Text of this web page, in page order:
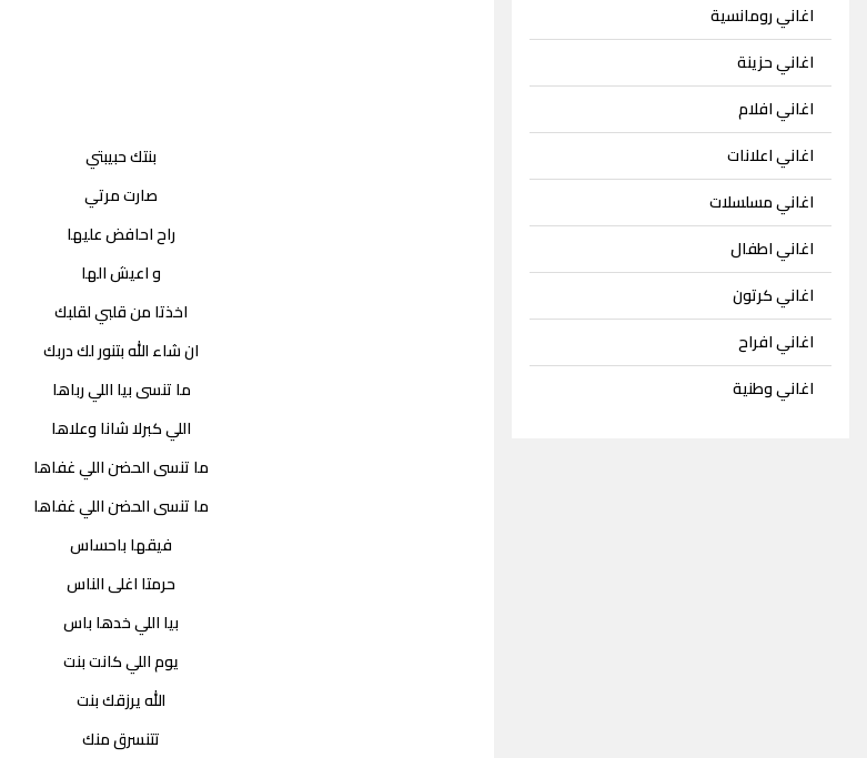
اغاني رومانسية
اغاني حزينة
اغاني افلام
اغاني اعلانات
اغاني مسلسلات
اغاني اطفال
اغاني كرتون
اغاني افراح
اغاني وطنية
بنتك حبيبتي
صارت مرتي
راح احافض عليها
و اعيش الها
اخذتا من قلبي لقلبك
ان شاء الله بتنور لك دربك
ما تنسى بيا اللي رباها
اللي كبرلا شانا وعلاها
ما تنسى الحضن اللي غفاها
ما تنسى الحضن اللي غفاها
فيقها باحساس
حرمتا اغلى الناس
بيا اللي خدها باس
يوم اللي كانت بنت
الله يرزقك بنت
تتنسرق منك